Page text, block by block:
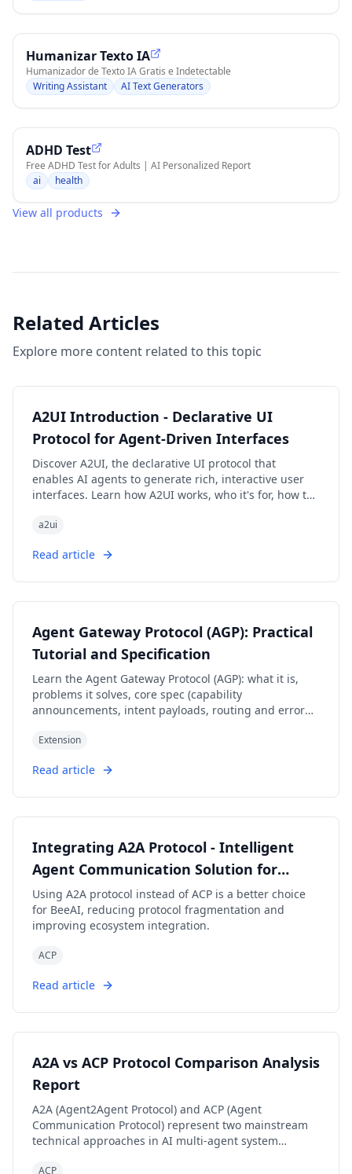
Humanizar Texto IA
Humanizador de Texto IA Gratis e Indetectable
Writing Assistant
AI Text Generators
ADHD Test
Free ADHD Test for Adults | AI Personalized Report
ai
health
View all products
Related Articles
Explore more content related to this topic
A2UI Introduction - Declarative UI
Protocol for Agent-Driven Interfaces
Discover A2UI, the declarative UI protocol that
enables AI agents to generate rich, interactive user
interfaces. Learn how A2UI works, who it's for, how to
Gemini Enterprise, and Flutter GenUI SDK.
a2ui
Read article
Agent Gateway Protocol (AGP): Practical
Tutorial and Specification
Learn the Agent Gateway Protocol (AGP): what it is,
problems it solves, core spec (capability
announcements, intent payloads, routing and error
simulation.
Extension
Read article
Integrating A2A Protocol - Intelligent
Agent Communication Solution for
BeeAI Framework
Using A2A protocol instead of ACP is a better choice
for BeeAI, reducing protocol fragmentation and
improving ecosystem integration.
ACP
Read article
A2A vs ACP Protocol Comparison Analysis
Report
A2A (Agent2Agent Protocol) and ACP (Agent
Communication Protocol) represent two mainstream
technical approaches in AI multi-agent system
ACP